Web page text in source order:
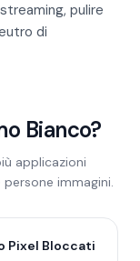
pulire
di
Bianco?
applicazioni
immagini.
Pixel Bloccati